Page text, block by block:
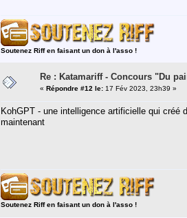
Soutenez Riff en faisant un don à l'asso !
Re : Katamariff - Concours "Du
« Répondre #12 le: 17 Fév 2023, 23h39 »
KohGPT - une intelligence artificielle qui créé
maintenant
Soutenez Riff en faisant un don à l'asso !